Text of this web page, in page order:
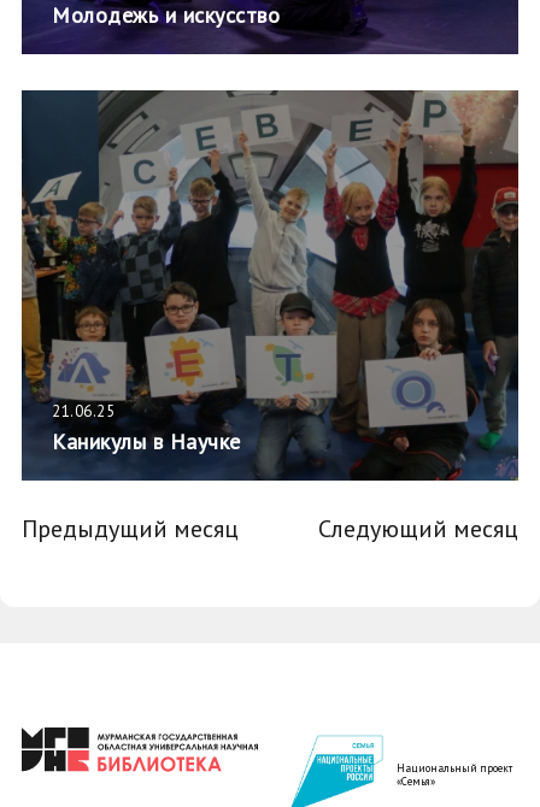
Молодежь и искусство
21.06.25
Каникулы в Научке
Предыдущий месяц Следующий месяц
Национальный проект
«Семья»